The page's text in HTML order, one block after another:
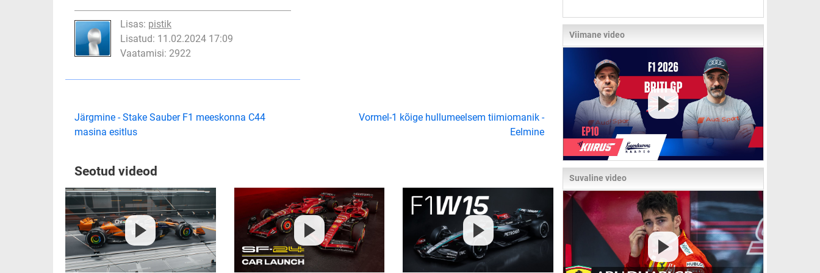
Lisas: pistik
Lisatud: 11.02.2024 17:09
Vaatamisi: 2922
Järgmine - Stake Sauber F1 meeskonna C44
masina esitlus
Vormel-1 kõige hullumeelsem tiimiomanik -
Eelmine
Seotud videod
Viimane video
Suvaline video